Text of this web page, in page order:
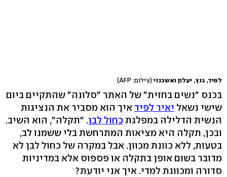
לפיד, גנץ, יעלון ואשכנזי (צילום: AFP)
בכנס "נשים בחזית" של האתר "סלונה" שהתקיים ביום
שישי נשאל יאיר לפיד איך הוא מסביר את הנציגות
הנשית הדלילה במפלגתכחול לבן. "תקלה", הוא השיב.
ובכן, תקלה היא מציאות המתרחשת בלי ששמנו לב,
בטעות, ללא כוונת מכוון. אבל במקרה של כחול לבן לא
מדובר בשום אופן בתקלה או פספוס אלא במדיניות
סדורה ומכוונת למדי. איך אני יודעת?